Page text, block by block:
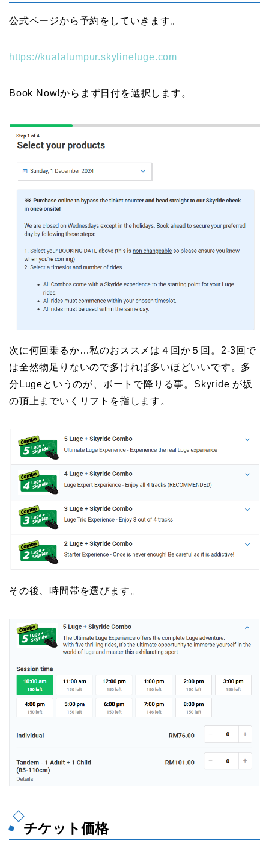
公式ページから予約をしていきます。
https://kualalumpur.skylineluge.com
Book Now!からまず日付を選択します。
次に何回乗るか…私のおススメは４回か５回。2-3回で
は全然物足りないので多ければ多いほどいいです。多
分Lugeというのが、ボートで降りる事。Skyride が坂
の頂上までいくリフトを指します。
その後、時間帯を選びます。
チケット価格